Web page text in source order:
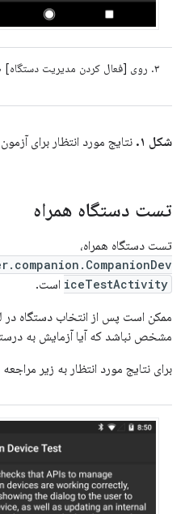
۳. روی [فعال کردن مدیریت دستگاه] ضربه بزنید.
شکل ۱. نتایج مورد انتظار برای
تست دستگاه همراه
تست دستگاه همراه،
iceTestActivity است.
ممکن است پس از انتخاب دستگاه
مشخص نباشد که آیا آزمایش به
برای نتایج مورد انتظار به زیر